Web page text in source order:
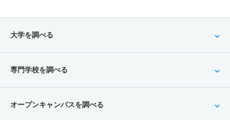
大学を調べる
専門学校を調べる
オープンキャンパスを調べる